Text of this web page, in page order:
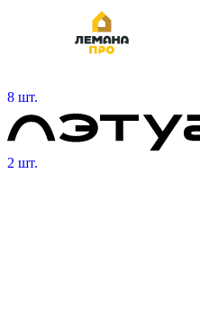
8 шт.
2 шт.